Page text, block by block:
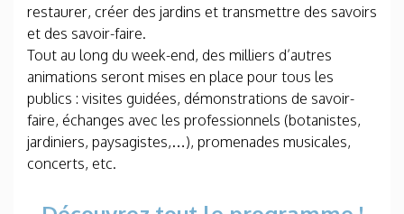
restaurer, créer des jardins et transmettre des savoirs
et des savoir-faire.
Tout au long du week-end, des milliers d’autres
animations seront mises en place pour tous les
publics : visites guidées, démonstrations de savoir-
faire, échanges avec les professionnels (botanistes,
jardiniers, paysagistes,…), promenades musicales,
concerts, etc.